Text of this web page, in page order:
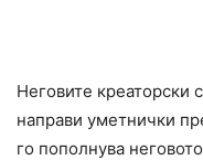
Неговите креаторски
направи уметнички
го пополнува